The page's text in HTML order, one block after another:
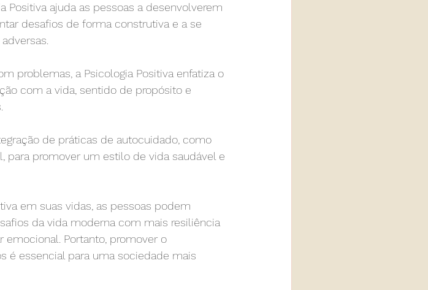
Positiva ajuda as pessoas a desenvolverem
desafios de forma construtiva e a se
problemas, a Psicologia Positiva enfatiza o
com a vida, sentido de propósito e
de práticas de autocuidado, como
para promover um estilo de vida saudável e
em suas vidas, as pessoas podem
da vida moderna com mais resiliência
Portanto, promover o
é essencial para uma sociedade mais